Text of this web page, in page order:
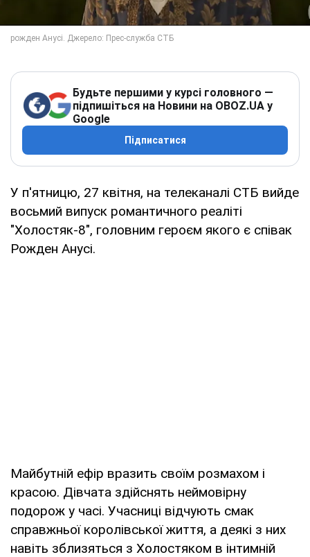
Будьте першими у курсі головного —
підпишіться на Новини на OBOZ.UA у
Google
Підписатися
У п'ятницю, 27 квітня, на телеканалі СТБ вийде
восьмий випуск романтичного реаліті
"Холостяк-8", головним героєм якого є співак
Рожден Анусі.
Майбутній ефір вразить своїм розмахом і
красою. Дівчата здійснять неймовірну
подорож у часі. Учасниці відчують смак
справжньої королівської життя, а деякі з них
навіть зблизяться з Холостяком в інтимній